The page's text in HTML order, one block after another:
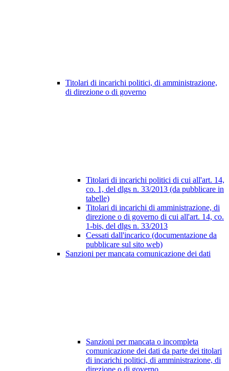
Titolari di incarichi politici, di amministrazione,
di direzione o di governo
Titolari di incarichi politici di cui all'art. 14,
co. 1, del dlgs n. 33/2013 (da pubblicare in
tabelle)
Titolari di incarichi di amministrazione, di
direzione o di governo di cui all'art. 14, co.
1-bis, del dlgs n. 33/2013
Cessati dall'incarico (documentazione da
pubblicare sul sito web)
Sanzioni per mancata comunicazione dei dati
Sanzioni per mancata o incompleta
comunicazione dei dati da parte dei titolari
di incarichi politici, di amministrazione, di